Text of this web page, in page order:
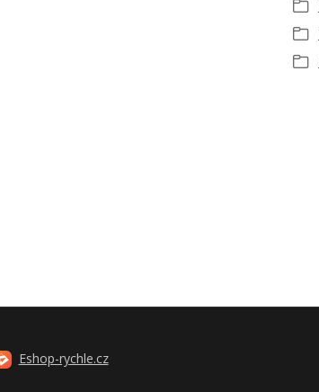
Eshop-rychle.cz